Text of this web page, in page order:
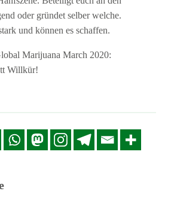
oder gründet selber welche.
und können es schaffen.
Marijuana March 2020:
Willkür!